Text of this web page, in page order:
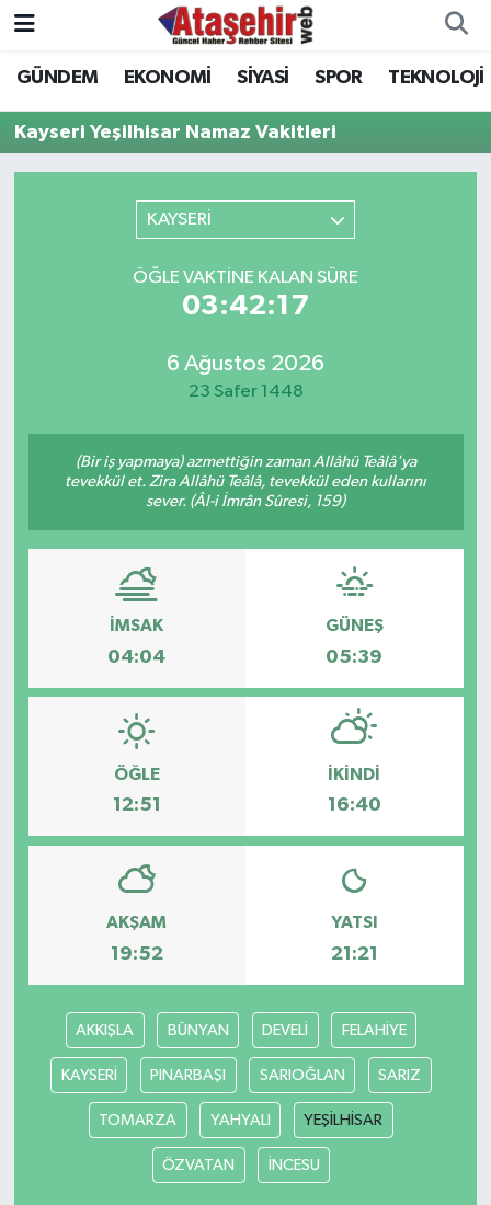
GÜNDEM EKONOMİ SİYASİ SPOR TEKNOLOJİ
Kayseri Yeşilhisar Namaz Vakitleri
KAYSERİ
ÖĞLE VAKTINE KALAN SÜRE
03:42:17
6 Ağustos 2026
23 Safer 1448
(Bir iş yapmaya) azmettiğin zaman Allâhü Teâlâ'ya
tevekkül et. Zira Allâhü Teâlâ, tevekkül eden kullarını
sever. (Âl-i İmrân Sûresi, 159)
İMSAK
04:04
GÜNEŞ
05:39
ÖĞLE
12:51
İKINDI
16:40
AKŞAM
19:52
YATSI
21:21
AKKIŞLA BÜNYAN DEVELİ FELAHİYE
KAYSERİ PINARBAŞI SARIOĞLAN SARIZ
TOMARZA YAHYALI YEŞİLHİSAR
ÖZVATAN İNCESU
Hava Durumu
Trafik Durumu
Son Dakika Haberleri